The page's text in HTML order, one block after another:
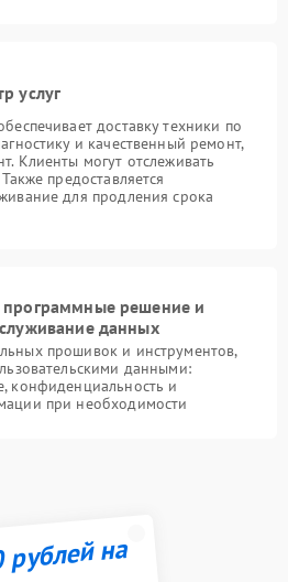
услуг
доставку техники по
и качественный ремонт,
Клиенты могут отслеживать
предоставляется
для продления срока
решение и
данных
прошивок и инструментов,
данными:
конфиденциальность и
при необходимости
на